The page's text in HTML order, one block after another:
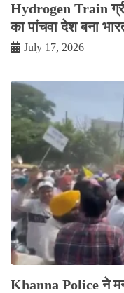
Hydrogen Train
का पांचवा देश बना
July 17, 2026
Khanna Police ने